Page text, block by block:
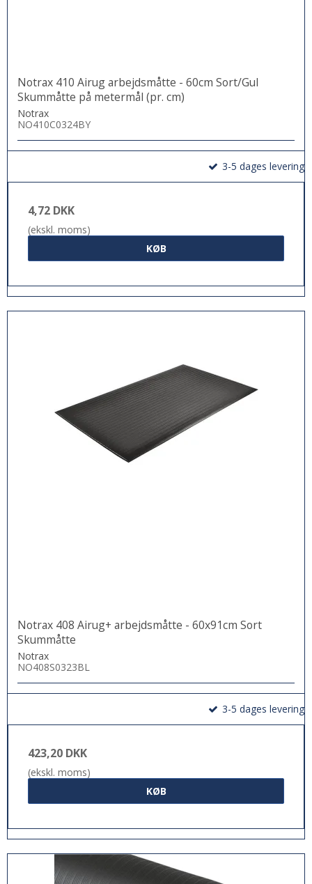
Notrax 410 Airug arbejdsmåtte - 60cm Sort/Gul
Skummåtte på metermål (pr. cm)
Notrax
NO410C0324BY
3-5 dages levering
4,72 DKK
(ekskl. moms)
KØB
Notrax 408 Airug+ arbejdsmåtte - 60x91cm Sort
Skummåtte
Notrax
NO408S0323BL
3-5 dages levering
423,20 DKK
(ekskl. moms)
KØB